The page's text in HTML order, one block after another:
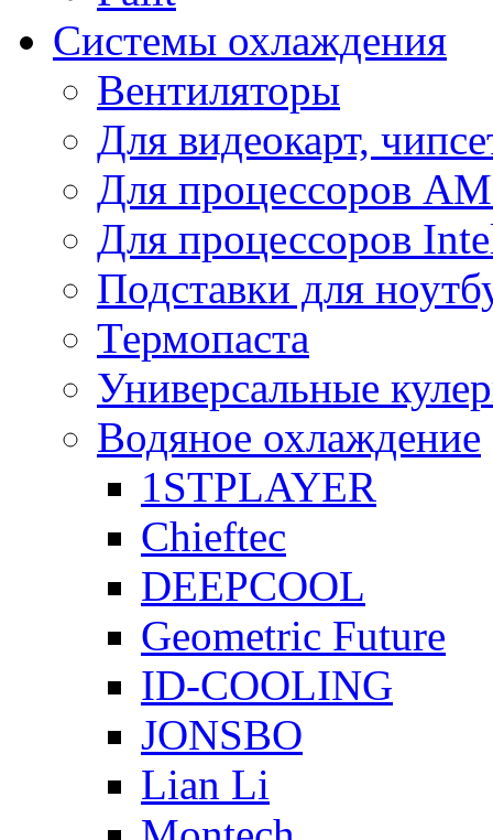
Системы охлаждения
Вентиляторы
Для видеокарт,
Для процессоров
Для процессоров
Подставки для
Термопаста
Универсальные
Водяное охлаждение
1STPLAYER
Chieftec
DEEPCOOL
Geometric Future
ID-COOLING
JONSBO
Lian Li